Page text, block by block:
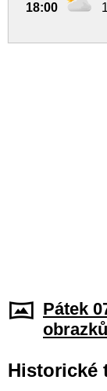
18:00
Pátek
obrazků
Historické